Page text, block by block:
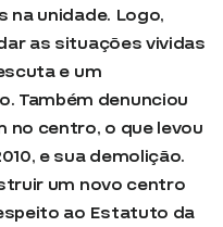
unidade. Logo,
as situações vividas
e um
Também denunciou
no centro, o que levou
e sua demolição.
um novo centro
ao Estatuto da